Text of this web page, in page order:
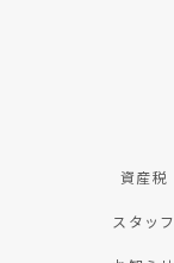
資産税
スタッフ